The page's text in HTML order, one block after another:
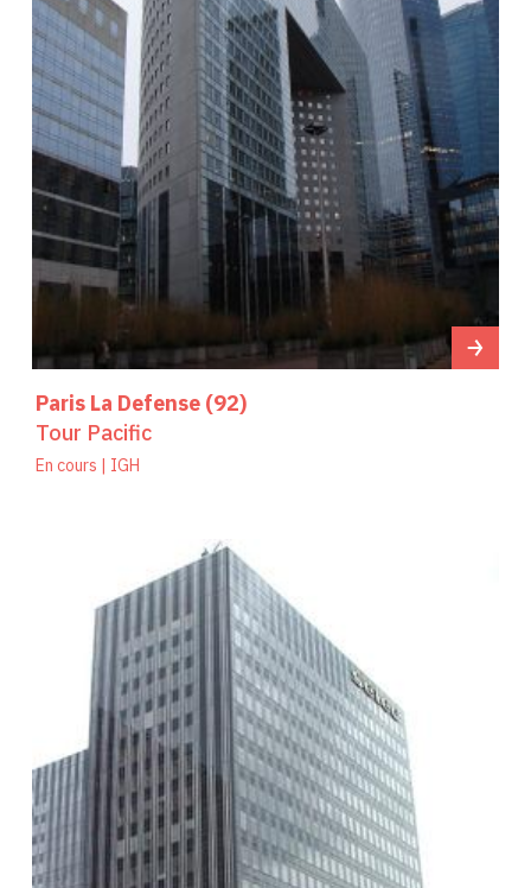
Paris La Defense (92)
Tour Pacific
En cours | IGH